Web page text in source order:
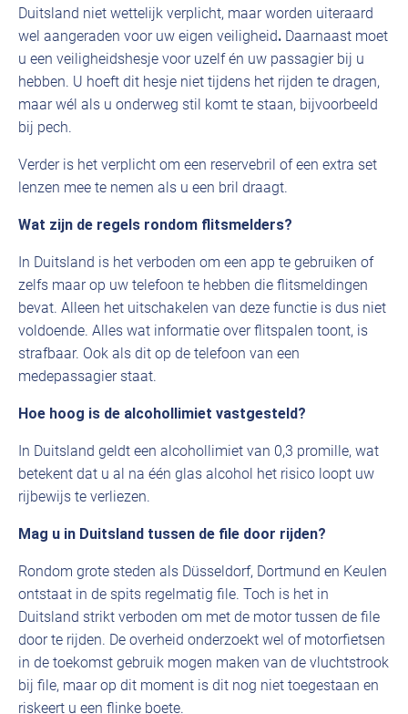
Duitsland niet wettelijk verplicht, maar worden uiteraard
wel aangeraden voor uw eigen veiligheid. Daarnaast moet
u een veiligheidshesje voor uzelf én uw passagier bij u
hebben. U hoeft dit hesje niet tijdens het rijden te dragen,
maar wél als u onderweg stil komt te staan, bijvoorbeeld
bij pech.
Verder is het verplicht om een reservebril of een extra set
lenzen mee te nemen als u een bril draagt.
Wat zijn de regels rondom flitsmelders?
In Duitsland is het verboden om een app te gebruiken of
zelfs maar op uw telefoon te hebben die flitsmeldingen
bevat. Alleen het uitschakelen van deze functie is dus niet
voldoende. Alles wat informatie over flitspalen toont, is
strafbaar. Ook als dit op de telefoon van een
medepassagier staat.
Hoe hoog is de alcohollimiet vastgesteld?
In Duitsland geldt een alcohollimiet van 0,3 promille, wat
betekent dat u al na één glas alcohol het risico loopt uw
rijbewijs te verliezen.
Mag u in Duitsland tussen de file door rijden?
Rondom grote steden als Düsseldorf, Dortmund en Keulen
ontstaat in de spits regelmatig file. Toch is het in
Duitsland strikt verboden om met de motor tussen de file
door te rijden. De overheid onderzoekt wel of motorfietsen
in de toekomst gebruik mogen maken van de vluchtstrook
bij file, maar op dit moment is dit nog niet toegestaan en
riskeert u een flinke boete.